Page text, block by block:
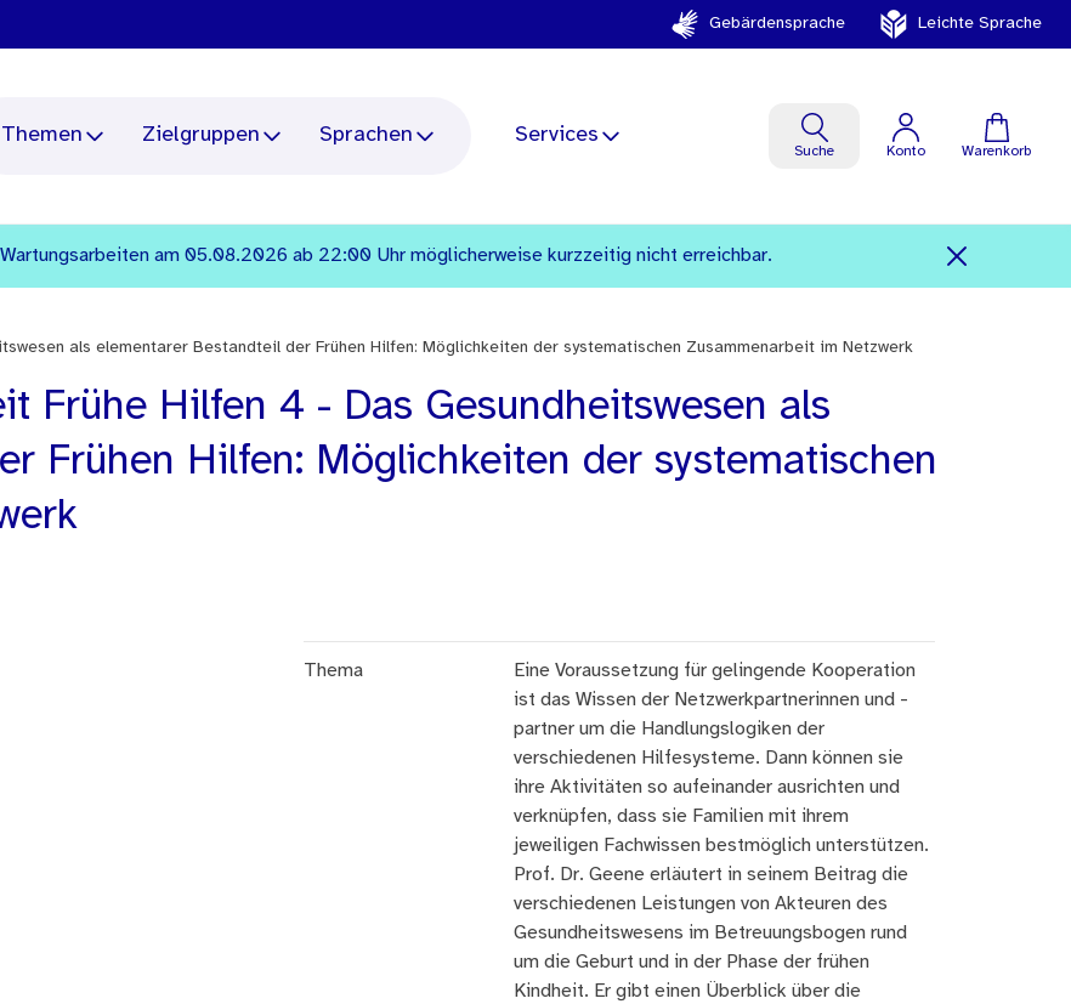
Gebärdensprache Leichte Sprache
Themen Zielgruppen Sprachen Services
Suche Konto Warenkorb
am 05.08.2026 ab 22:00 Uhr möglicherweise kurzzeitig nicht erreichbar.
als elementarer Bestandteil der Frühen Hilfen: Möglichkeiten der systematischen Zusammenarbeit im Netzwerk
Frühe Hilfen 4 - Das Gesundheitswesen als
Frühen Hilfen: Möglichkeiten der systematischen
Thema
Eine Voraussetzung für gelingende Kooperation
ist das Wissen der Netzwerkpartnerinnen und -
partner um die Handlungslogiken der
verschiedenen Hilfesysteme. Dann können sie
ihre Aktivitäten so aufeinander ausrichten und
verknüpfen, dass sie Familien mit ihrem
jeweiligen Fachwissen bestmöglich unterstützen.
Prof. Dr. Geene erläutert in seinem Beitrag die
verschiedenen Leistungen von Akteuren des
Gesundheitswesens im Betreuungsbogen rund
um die Geburt und in der Phase der frühen
Kindheit. Er gibt einen Überblick über die